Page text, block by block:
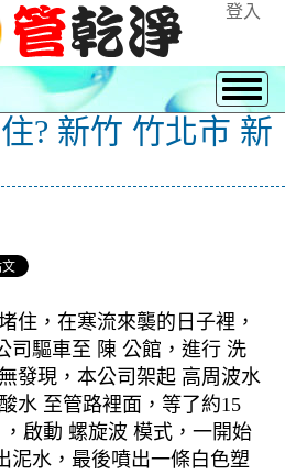
登入
? 新竹 竹北市 新
住，在寒流來襲的日子裡，
司驅車至 陳 公館，進行 洗
發現，本公司架起 高周波水
水 至管路裡面，等了約15
啟動 螺旋波 模式，一開始
泥水，最後噴出一條白色塑